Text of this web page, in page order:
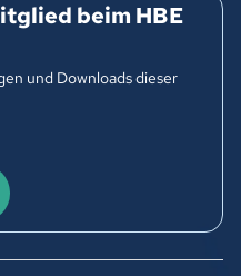
beim HBE
und Downloads dieser